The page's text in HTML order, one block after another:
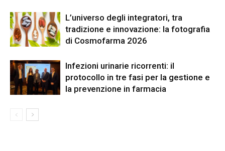
L’universo degli integratori, tra
tradizione e innovazione: la fotografia
di Cosmofarma 2026
Infezioni urinarie ricorrenti: il
protocollo in tre fasi per la gestione e
la prevenzione in farmacia